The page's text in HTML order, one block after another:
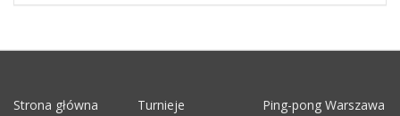
Strona główna Turnieje
Ping-pong Warszawa